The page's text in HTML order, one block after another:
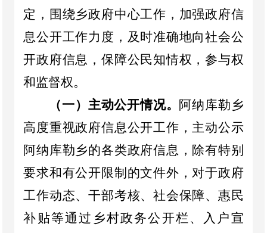
定，围绕乡政府中心工作，加强政府信
息公开工作力度，及时准确地向社会公
开政府信息，保障公民知情权，参与权
和监督权。
（一）主动公开情况。 阿纳库勒乡
高度重视政府信息公开工作，主动公示
阿纳库勒乡的各类政府信息，除有特别
要求和有公开限制的文件外，对于政府
工作动态、干部考核、社会保障、惠民
补贴等通过 乡村政务公开栏、入户宣